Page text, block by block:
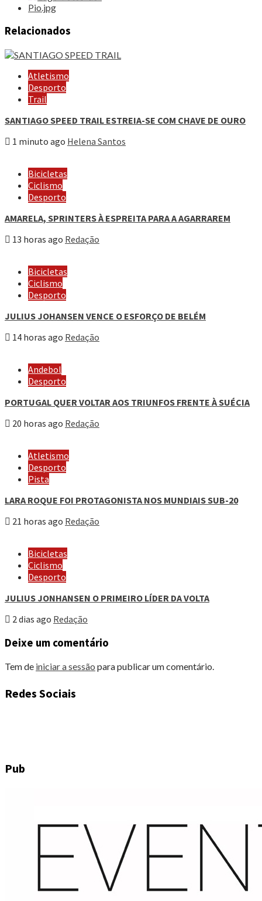
Relacionados
Atletismo
Desporto
Trail
SANTIAGO SPEED TRAIL ESTREIA-SE COM CHAVE DE OURO
1 minuto ago Helena Santos
Bicicletas
Ciclismo
Desporto
AMARELA, SPRINTERS À ESPREITA PARA A AGARRAREM
13 horas ago Redação
Bicicletas
Ciclismo
Desporto
JULIUS JOHANSEN VENCE O ESFORÇO DE BELÉM
14 horas ago Redação
Andebol
Desporto
PORTUGAL QUER VOLTAR AOS TRIUNFOS FRENTE À SUÉCIA
20 horas ago Redação
Atletismo
Desporto
Pista
LARA ROQUE FOI PROTAGONISTA NOS MUNDIAIS SUB-20
21 horas ago Redação
Bicicletas
Ciclismo
Desporto
JULIUS JONHANSEN O PRIMEIRO LÍDER DA VOLTA
2 dias ago Redação
Deixe um comentário
Tem de iniciar a sessão para publicar um comentário.
Redes Sociais
Pub